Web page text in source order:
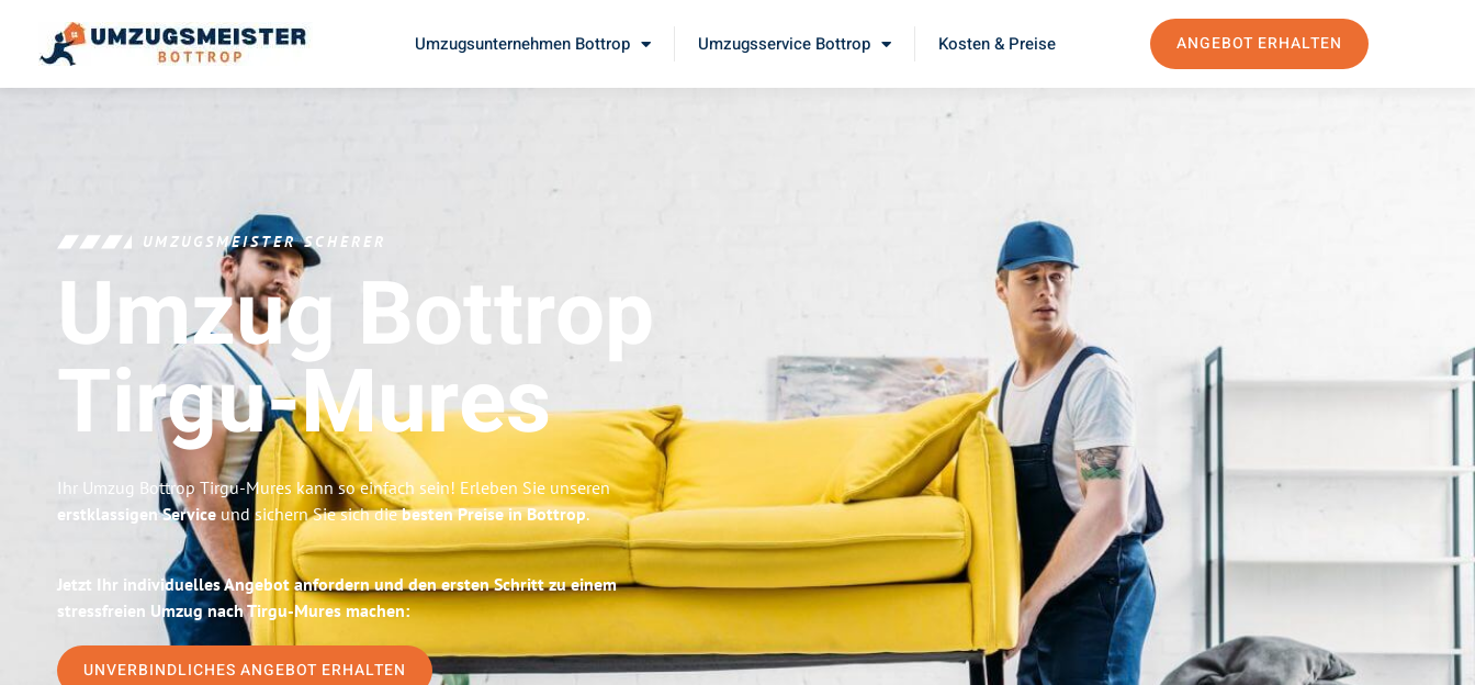
Umzugsunternehmen Bottrop Umzugsservice Bottrop Kosten & Preise ANGEBOT ERHALTEN
UMZUGSMEISTER SCHERER
Umzug Bottrop
Tirgu-Mures
Ihr Umzug Bottrop Tirgu-Mures kann so einfach sein! Erleben Sie unseren
erstklassigen Service und sichern Sie sich diebesten Preise in Bottrop.
Jetzt Ihr individuelles Angebot anfordern und den ersten Schritt zu einem
stressfreien Umzug nach Tirgu-Mures machen:
UNVERBINDLICHES ANGEBOT ERHALTEN